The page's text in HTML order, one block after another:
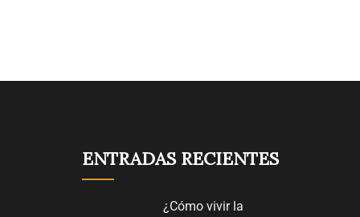
ENTRADAS RECIENTES
¿Cómo vivir la